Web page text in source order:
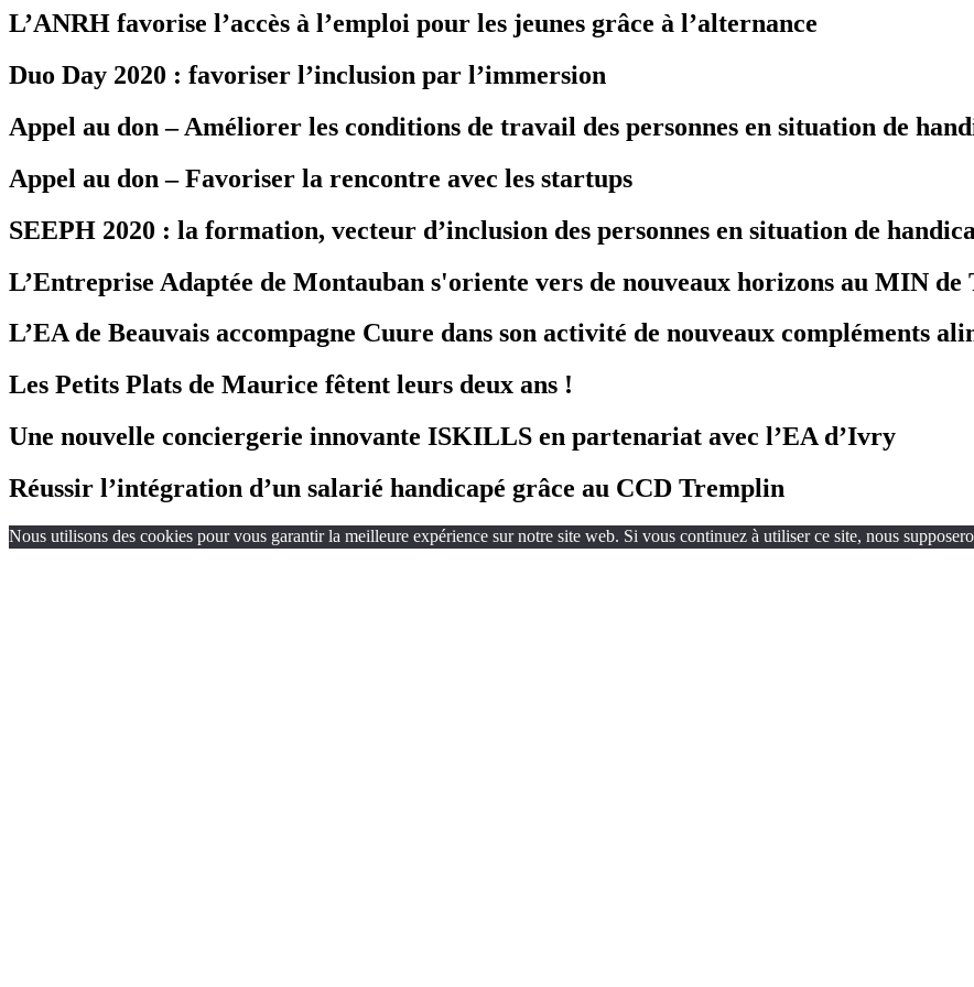
L’ANRH favorise l’accès à l’emploi pour les jeunes grâce à l’alternance
Duo Day 2020 : favoriser l’inclusion par l’immersion
Appel au don – Améliorer les conditions de travail des personnes en situation de
Appel au don – Favoriser la rencontre avec les startups
SEEPH 2020 : la formation, vecteur d’inclusion des personnes en situation de
L’Entreprise Adaptée de Montauban s'oriente vers de nouveaux horizons au MIN de
L’EA de Beauvais accompagne Cuure dans son activité de nouveaux compléments
Les Petits Plats de Maurice fêtent leurs deux ans !
Une nouvelle conciergerie innovante ISKILLS en partenariat avec l’EA d’Ivry
Réussir l’intégration d’un salarié handicapé grâce au CCD Tremplin
Nous utilisons des cookies pour vous garantir la meilleure expérience sur notre site web. Si vous continuez à utiliser ce site, nous